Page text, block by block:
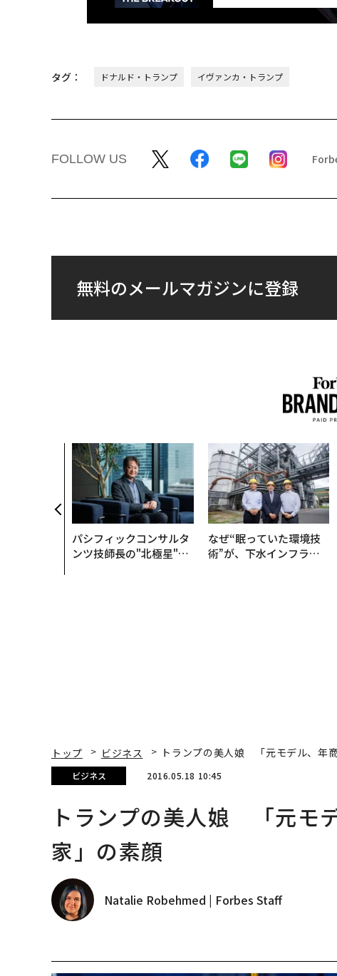
タグ： ドナルド・トランプ イヴァンカ・トランプ
FOLLOW US
無料のメールマガジンに登録
パシフィックコンサルタ
ンツ技師長の"北極星"。
なぜ“眠っていた環境技
術”が、下水インフラを
トップ ビジネス トランプの美人娘 「元モデル、年
ビジネス 2016.05.18 10:45
トランプの美人娘 「元モ
家」の素顔
Natalie Robehmed | Forbes Staff